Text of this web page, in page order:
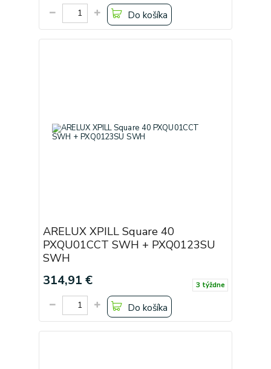
Do košíka
ARELUX XPILL Square 40
PXQU01CCT SWH + PXQ0123SU
SWH
314,91 € 3 týždne
Do košíka